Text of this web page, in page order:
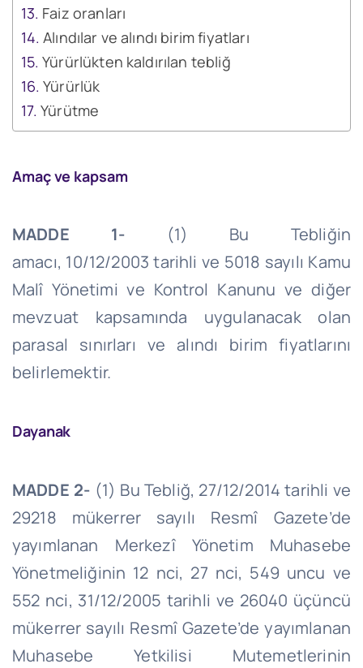
Faiz oranları
Alındılar ve alındı birim fiyatları
Yürürlükten kaldırılan tebliğ
Yürürlük
Yürütme
Amaç ve kapsam
MADDE 1- (1) Bu Tebliğin
amacı, 10/12/2003 tarihli ve 5018 sayılı Kamu
Malî Yönetimi ve Kontrol Kanunu ve diğer
mevzuat kapsamında uygulanacak olan
parasal sınırları ve alındı birim fiyatlarını
belirlemektir.
Dayanak
MADDE 2- (1) Bu Tebliğ, 27/12/2014 tarihli ve
29218 mükerrer sayılı Resmî Gazete’de
yayımlanan Merkezî Yönetim Muhasebe
Yönetmeliğinin 12 nci, 27 nci, 549 uncu ve
552 nci, 31/12/2005 tarihli ve 26040 üçüncü
mükerrer sayılı Resmî Gazete’de yayımlanan
Muhasebe Yetkilisi Mutemetlerinin